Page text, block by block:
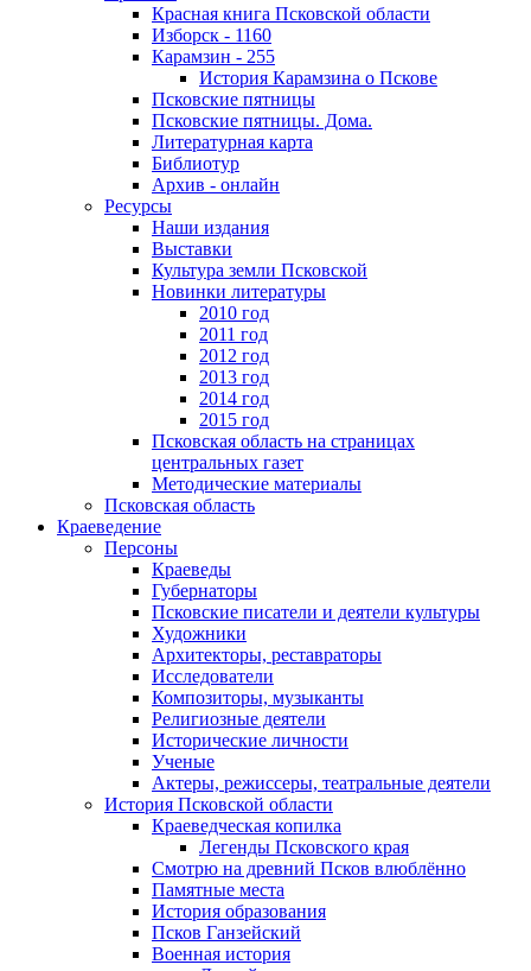
Красная книга Псковской области
Изборск - 1160
Карамзин - 255
История Карамзина о Пскове
Псковские пятницы
Псковские пятницы. Дома.
Литературная карта
Библиотур
Архив - онлайн
Ресурсы
Наши издания
Выставки
Культура земли Псковской
Новинки литературы
2010 год
2011 год
2012 год
2013 год
2014 год
2015 год
Псковская область на страницах
центральных газет
Методические материалы
Псковская область
Краеведение
Персоны
Краеведы
Губернаторы
Псковские писатели и деятели культуры
Художники
Архитекторы, реставраторы
Исследователи
Композиторы, музыканты
Религиозные деятели
Исторические личности
Ученые
Актеры, режиссеры, театральные деятели
История Псковской области
Краеведческая копилка
Легенды Псковского края
Смотрю на древний Псков влюблённо
Памятные места
История образования
Псков Ганзейский
Военная история